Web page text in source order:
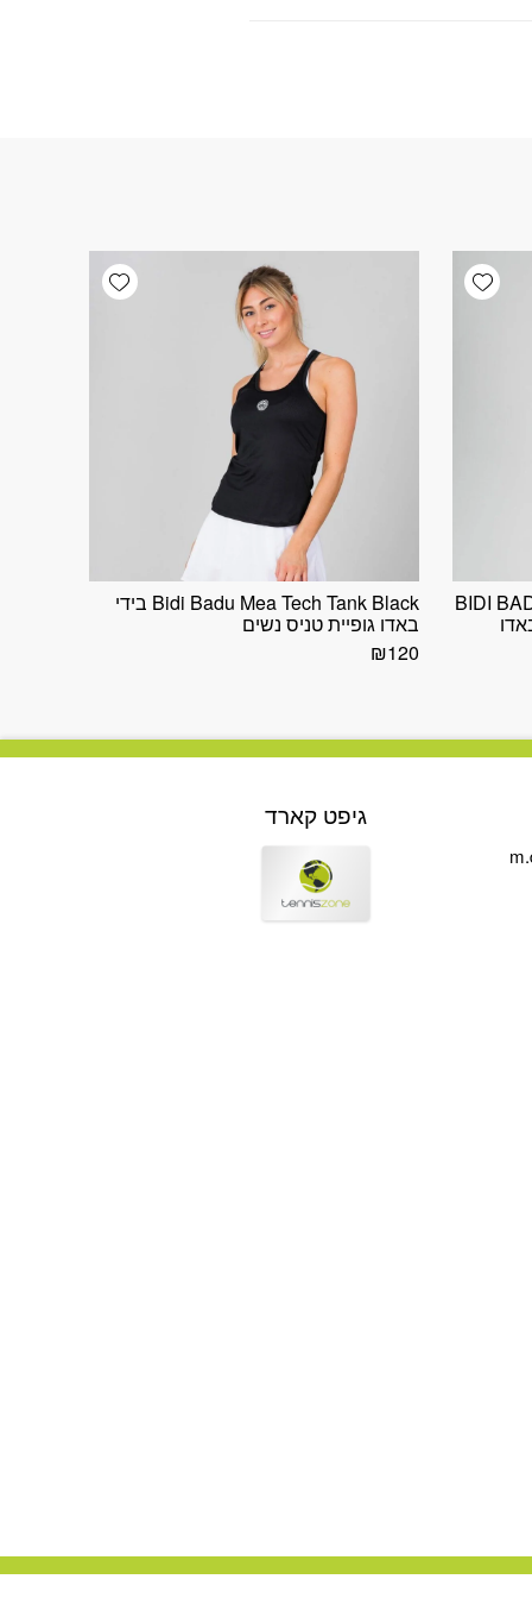
Add wishlist
BIDI
Add wishlist
Bidi Badu Mea Tech Tank Black בידי
באדו גופיית טניס נשים
₪120
גיפט קארד